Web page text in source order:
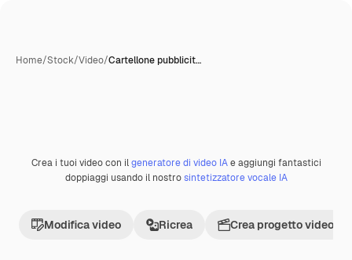
Home/Stock/Video/Cartellone pubblicit…
Premium
Crea i tuoi video con ilgeneratore di video IAe aggiungi fantastici
doppiaggi usando il nostrosintetizzatore vocale IA
Modifica video Ricrea Crea progetto video